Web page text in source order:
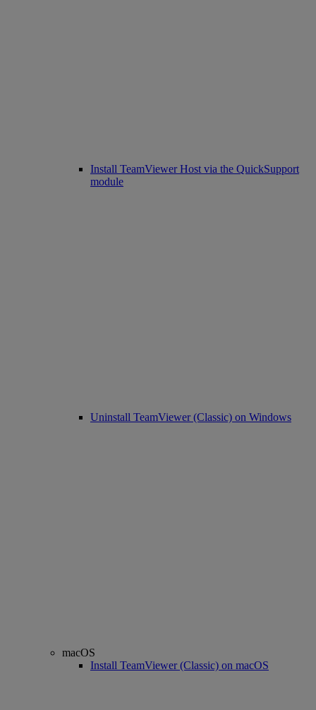
Install TeamViewer Host via the QuickSupport
module
Uninstall TeamViewer (Classic) on Windows
macOS
Install TeamViewer (Classic) on macOS